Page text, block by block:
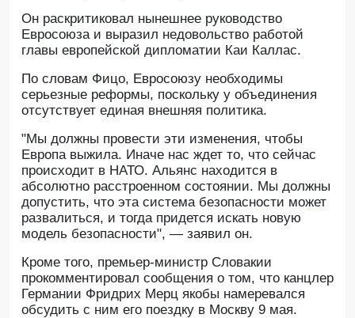
Он раскритиковал нынешнее руководство
Евросоюза и выразил недовольство работой
главы европейской дипломатии Каи Каллас.
По словам Фицо, Евросоюзу необходимы
серьезные реформы, поскольку у объединения
отсутствует единая внешняя политика.
"Мы должны провести эти изменения, чтобы
Европа выжила. Иначе нас ждет то, что сейчас
происходит в НАТО. Альянс находится в
абсолютно расстроенном состоянии. Мы должны
допустить, что эта система безопасности может
развалиться, и тогда придется искать новую
модель безопасности", — заявил он.
Кроме того, премьер-министр Словакии
прокомментировал сообщения о том, что канцлер
Германии Фридрих Мерц якобы намеревался
обсудить с ним его поездку в Москву 9 мая.